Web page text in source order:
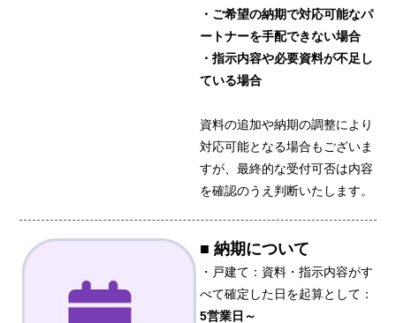
・ご希望の納期で対応可能なパ
ートナーを手配できない場合
・指示内容や必要資料が不足し
ている場合
資料の追加や納期の調整により
対応可能となる場合もございま
すが、最終的な受付可否は内容
を確認のうえ判断いたします。
■ 納期について
・戸建て：資料・指示内容がす
べて確定した日を起算として：
5営業日～